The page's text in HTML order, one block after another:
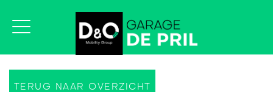
TERUG NAAR OVERZICHT